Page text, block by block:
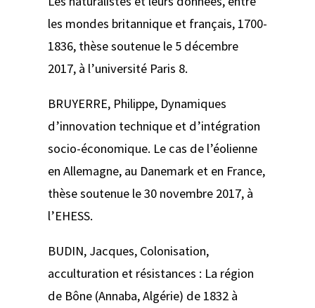
les mondes britannique et français, 1700-
1836, thèse soutenue le 5 décembre
2017, à l’université Paris 8.
BRUYERRE, Philippe, Dynamiques
d’innovation technique et d’intégration
socio-économique. Le cas de l’éolienne
en Allemagne, au Danemark et en France,
thèse soutenue le 30 novembre 2017, à
l’EHESS.
BUDIN, Jacques, Colonisation,
acculturation et résistances : La région
de Bône (Annaba, Algérie) de 1832 à